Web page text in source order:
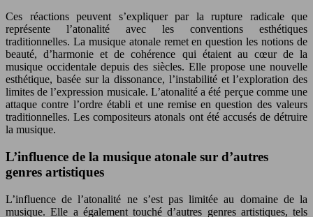
Ces réactions peuvent s’expliquer par la rupture radicale que
représente l’atonalité avec les conventions esthétiques
traditionnelles. La musique atonale remet en question les notions de
beauté, d’harmonie et de cohérence qui étaient au cœur de la
musique occidentale depuis des siècles. Elle propose une nouvelle
esthétique, basée sur la dissonance, l’instabilité et l’exploration des
limites de l’expression musicale. L’atonalité a été perçue comme une
attaque contre l’ordre établi et une remise en question des valeurs
traditionnelles. Les compositeurs atonals ont été accusés de détruire
la musique.
L’influence de la musique atonale sur d’autres
genres artistiques
L’influence de l’atonalité ne s’est pas limitée au domaine de la
musique. Elle a également touché d’autres genres artistiques, tels